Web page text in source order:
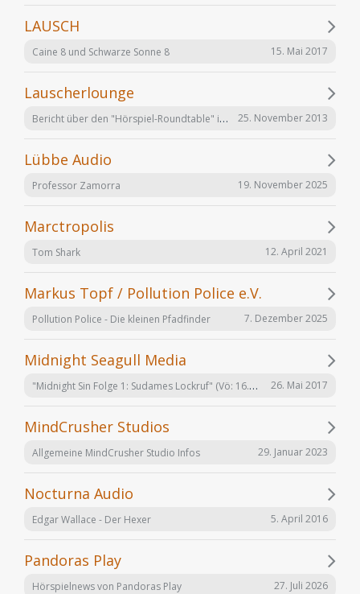
LAUSCH
Caine 8 und Schwarze Sonne 8 15. Mai 2017
Lauscherlounge
Bericht über den "Hörspiel-Roundtable" im Lauschermagazin 25. November 2013
Lübbe Audio
Professor Zamorra 19. November 2025
Marctropolis
Tom Shark 12. April 2021
Markus Topf / Pollution Police e.V.
Pollution Police - Die kleinen Pfadfinder 7. Dezember 2025
Midnight Seagull Media
"Midnight Sin Folge 1: Sudames Lockruf" (Vö: 16.06.2017) 26. Mai 2017
MindCrusher Studios
Allgemeine MindCrusher Studio Infos 29. Januar 2023
Nocturna Audio
Edgar Wallace - Der Hexer 5. April 2016
Pandoras Play
Hörspielnews von Pandoras Play 27. Juli 2026